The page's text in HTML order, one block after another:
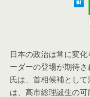
日本の政治は常に変
ーダーの登場が期待
氏は、首相候補とし
は、高市総理誕生の